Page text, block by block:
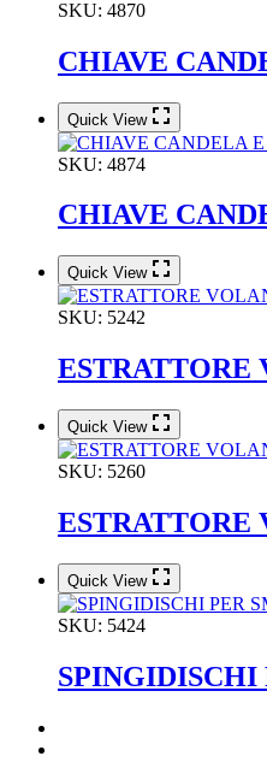
SKU: 4870
CHIAVE
Quick View
SKU: 4874
CHIAVE
Quick View
SKU: 5242
ESTRATTORE
Quick View
SKU: 5260
ESTRATTORE
Quick View
SKU: 5424
SPINGIDISCHI